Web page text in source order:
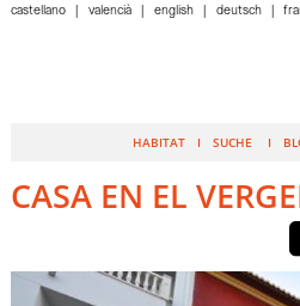
HABITAT SUCHE
castellano valencià english deutsch
CASA EN EL